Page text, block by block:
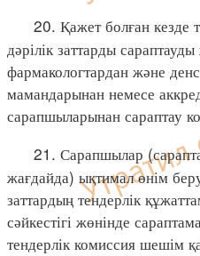
20. Қажет болған кезде
дәрілік заттарды
фармакологтардан және
мамандарынан немесе
сарапшыларынан сараптау
21. Сарапшылар
жағдайда) ықтимал өнім
заттардың тендерлік
сәйкестігі жөнінде
тендерлік комиссия шешім